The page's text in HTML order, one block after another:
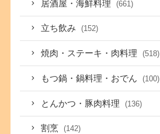
居酒屋・海鮮料理 (661)
立ち飲み (152)
焼肉・ステーキ・肉料理 (518)
もつ鍋・鍋料理・おでん (100)
とんかつ・豚肉料理 (136)
割烹 (142)